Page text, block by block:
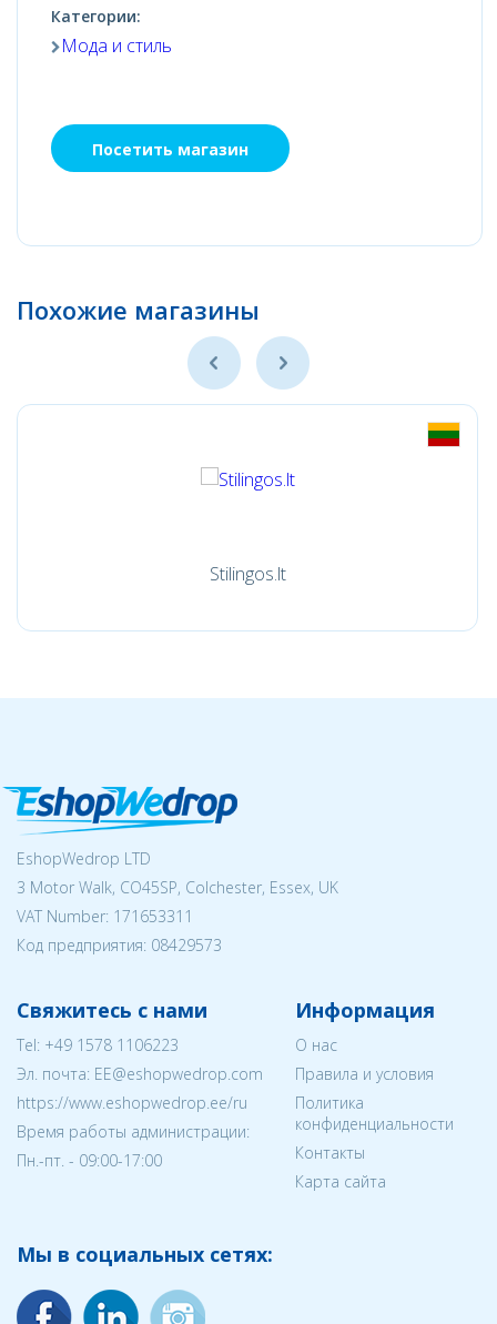
Категории:
Мода и стиль
Посетить магазин
Похожие магазины
Stilingos.lt
EshopWedrop LTD
3 Motor Walk, CO45SP, Colchester, Essex, UK
VAT Number: 171653311
Код предприятия: 08429573
Свяжитесь с нами
Tel: +49 1578 1106223
Эл. почта: EE@eshopwedrop.com
https://www.eshopwedrop.ee/ru
Время работы администрации:
Пн.-пт. - 09:00-17:00
Информация
О нас
Правила и условия
Политика
конфиденциальности
Контакты
Карта сайта
Мы в социальных сетях: